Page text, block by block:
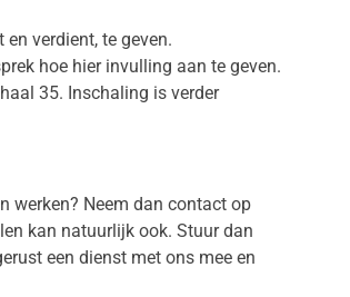
verdient, te geven.
hoe hier invulling aan te geven.
35. Inschaling is verder
werken? Neem dan contact op
kan natuurlijk ook. Stuur dan
een dienst met ons mee en